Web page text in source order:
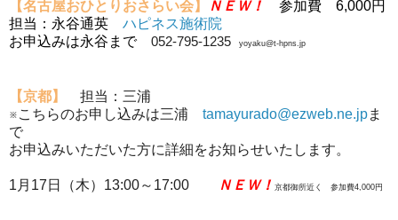
【名古屋おひとりおさらい会】 ＮＥＷ！ 参加費 6,000円
担当：永谷通英 ハピネス施術院
お申込みは永谷まで 052-795-1235 yoyaku@t-hpns.jp
【京都】 担当：三浦
※こちらのお申し込みは三浦 tamayurado@ezweb.ne.jpま
で
お申込みいただいた方に詳細をお知らせいたします。
1月17日（木）13:00～17:00 ＮＥＷ！ 京都御所近く 参加費4,000円